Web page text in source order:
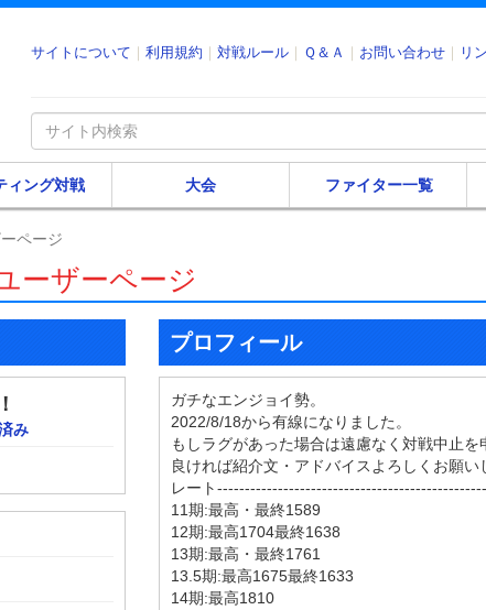
サイトについて 利用規約 対戦ルール Ｑ＆Ａ お問い合わせ リ
ィング対戦 大会 ファイター一覧
ページ
ーザーページ
み
プロフィール
ガチなエンジョイ勢。
2022/8/18から有線になりました。
もしラグがあった場合は遠慮なく対戦中止を
良ければ紹介文・アドバイスよろしくお願い
レート
11期:最高・最終1589
12期:最高1704最終1638
13期:最高・最終1761
13.5期:最高1675最終1633
14期:最高1810